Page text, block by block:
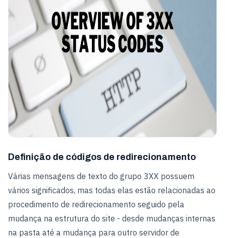
Definição de códigos de redirecionamento
Várias mensagens de texto do grupo 3XX possuem
vários significados, mas todas elas estão relacionadas ao
procedimento de redirecionamento seguido pela
mudança na estrutura do site - desde mudanças internas
na pasta até a mudança para outro servidor de